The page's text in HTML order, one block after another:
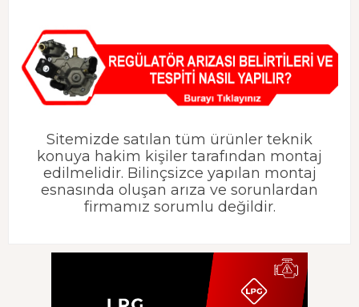
Sitemizde satılan tüm ürünler teknik
konuya hakim kişiler tarafından montaj
edilmelidir. Bilinçsizce yapılan montaj
esnasında oluşan arıza ve sorunlardan
firmamız sorumlu değildir.